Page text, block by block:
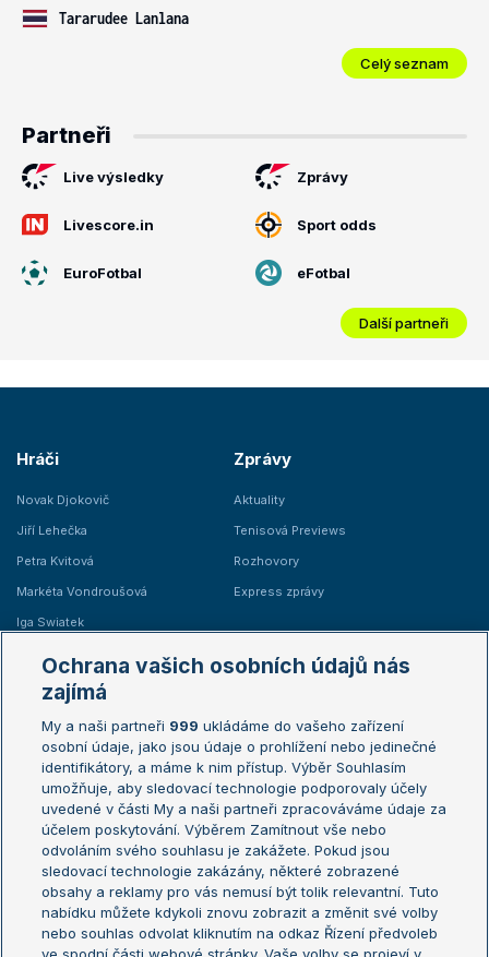
Tararudee Lanlana
Celý seznam
Partneři
Live výsledky Zprávy
Livescore.in Sport odds
EuroFotbal eFotbal
Další partneři
Hráči
Novak Djokovič
Jiří Lehečka
Petra Kvitová
Markéta Vondroušová
Iga Swiatek
Zprávy
Aktuality
Tenisová Previews
Rozhovory
Express zprávy
Žebříčky
Žebříček ATP (muži)
Žebříček WTA (ženy)
Sázkařský žebříček
Australian Open
French Open
Wimbledon
US Open
Turnaj mistrů
Turnaj mistryň
Aktualní trendy
Fotbalové přestupy
Ochrana vašich osobních údajů nás
zajímá
My a naši partneři 999 ukládáme do vašeho zařízení
osobní údaje, jako jsou údaje o prohlížení nebo jedinečné
identifikátory, a máme k nim přístup. Výběr Souhlasím
umožňuje, aby sledovací technologie podporovaly účely
uvedené v části My a naši partneři zpracováváme údaje za
účelem poskytování. Výběrem Zamítnout vše nebo
odvoláním svého souhlasu je zakážete. Pokud jsou
sledovací technologie zakázány, některé zobrazené
obsahy a reklamy pro vás nemusí být tolik relevantní. Tuto
nabídku můžete kdykoli znovu zobrazit a změnit své volby
nebo souhlas odvolat kliknutím na odkaz Řízení předvoleb